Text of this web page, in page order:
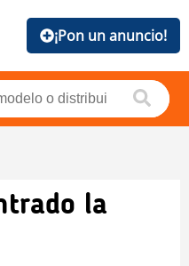
¡Pon un anuncio!
la